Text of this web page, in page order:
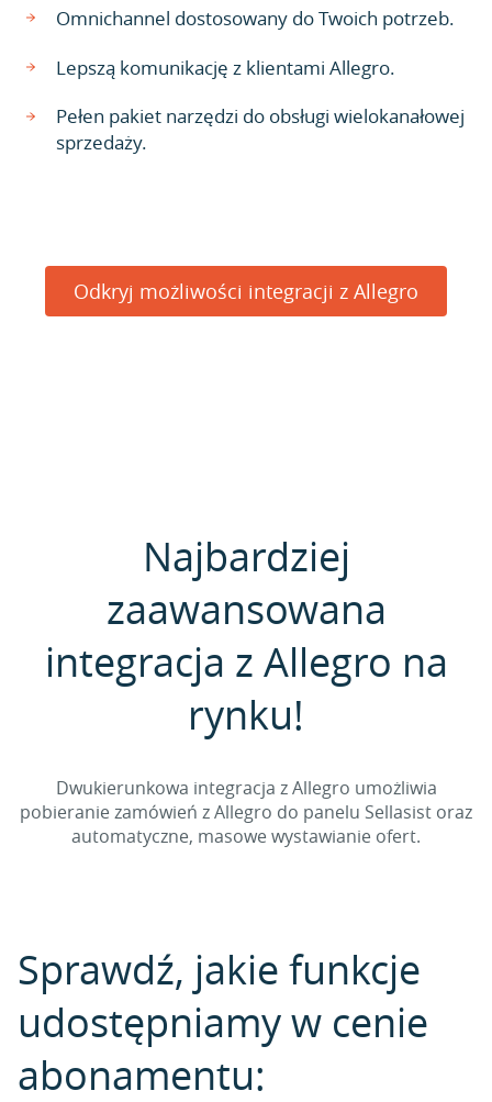
Omnichannel dostosowany do Twoich potrzeb.
Lepszą komunikację z klientami Allegro.
Pełen pakiet narzędzi do obsługi wielokanałowej
sprzedaży.
Odkryj możliwości integracji z Allegro
Najbardziej
zaawansowana
integracja z Allegro na
rynku!
Dwukierunkowa integracja z Allegro umożliwia
pobieranie zamówień z Allegro do panelu Sellasist oraz
automatyczne, masowe wystawianie ofert.
Sprawdź, jakie funkcje
udostępniamy w cenie
abonamentu: